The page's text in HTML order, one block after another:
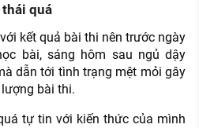
quá
kết quả bài thi nên trước ngày
bài, sáng hôm sau ngủ dậy
dẫn tới tình trạng mệt mỏi gây
bài thi.
tự tin với kiến thức của mình